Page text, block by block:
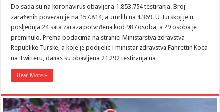
Do sada su na koronavirus obavljena 1.853.754 testiranja. Broj
zaraženih povećan je na 157.814, a umrlih na 4.369. U Turskoj je u
posljednja 24 sata zaraza potvrđena kod 987 osoba, a 29 osoba je
preminulo. Prema podacima na stranici Ministarstva zdravstva
Republike Turske, a koje je podijelio i ministar zdravstva Fahrettin Koca
na Twitteru, danas su obavljena 21.292 testiranja na …
Read More »